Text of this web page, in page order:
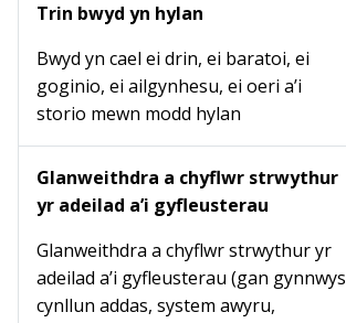
Trin bwyd yn hylan
Bwyd yn cael ei drin, ei baratoi, ei
goginio, ei ailgynhesu, ei oeri a’i
storio mewn modd hylan
Glanweithdra a chyflwr strwythur
yr adeilad a’i gyfleusterau
Glanweithdra a chyflwr strwythur yr
adeilad a’i gyfleusterau (gan gynnwys
cynllun addas, system awyru,